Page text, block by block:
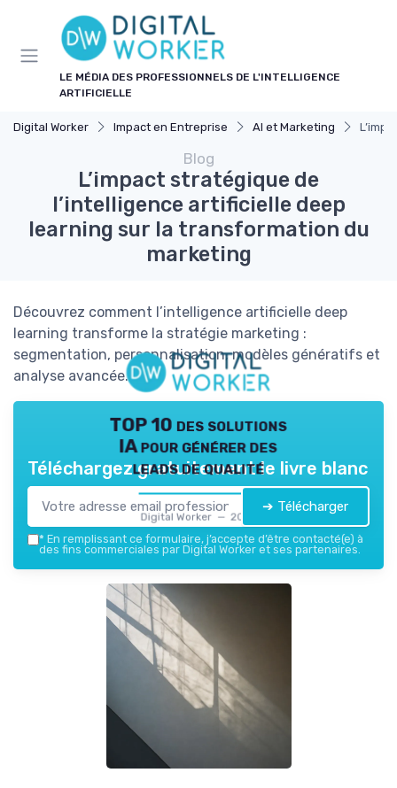
LE MÉDIA DES PROFESSIONNELS DE L'INTELLIGENCE
ARTIFICIELLE
Digital Worker Impact en Entreprise AI et Marketing
Blog
L’impact stratégique de
l’intelligence artificielle deep
learning sur la transformation du
marketing
Découvrez comment l’intelligence artificielle deep
learning transforme la stratégie marketing :
segmentation, personnalisation, modèles génératifs et
analyse avancée.
TOP 10 des solutions
IA pour générer des
leads de qualité
Digital Worker — 2026
Téléchargez gratuitement le livre blanc
➔ Télécharger
* En remplissant ce formulaire, j’accepte d’être contacté(e) à
des fins commerciales par Digital Worker et ses partenaires.